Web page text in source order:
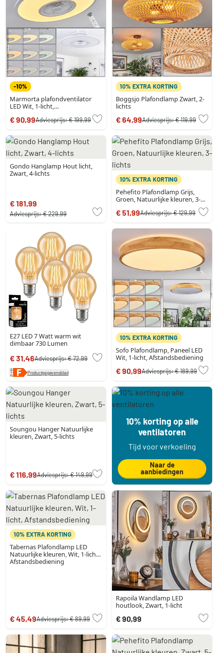
-10%
Marmorta plafondventilator
LED Wit, 1-licht,
€ 90,99Adviesprijs:€ 199,99
10% EXTRA KORTING
Boggsjo Plafondlamp Zwart, 2-
lichts
€ 64,99Adviesprijs:€ 119,99
Gondo Hanglamp Hout licht,
Zwart, 4-lichts
€ 181,99
Adviesprijs:€ 229,99
10% EXTRA KORTING
Pehefito Plafondlamp Grijs,
Groen, Natuurlijke kleuren, 3-
€ 51,99Adviesprijs:€ 129,99
E27 LED 7 Watt warm wit
dimbaar 730 Lumen
€ 31,46Adviesprijs:€ 72,99
Productgegevensblad
10% EXTRA KORTING
Sofo Plafondlamp, Paneel LED
Wit, 1-licht, Afstandsbediening
€ 90,99Adviesprijs:€ 189,99
Soungou Hanger Natuurlijke
kleuren, Zwart, 5-lichts
€ 116,99Adviesprijs:€ 149,99
10% korting op alle
ventilatoren
Tijd voor verkoeling
Naar de
aanbiedingen
10% EXTRA KORTING
Tabernas Plafondlamp LED
Natuurlijke kleuren, Wit, 1-licht,
Afstandsbediening
€ 45,49Adviesprijs:€ 89,99
Rapoila Wandlamp LED
houtlook, Zwart, 1-licht
€ 90,99